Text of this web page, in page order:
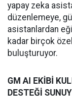
yapay zeka
düzenlemeye,
asistanlardan
kadar birçok
buluşturuyor.
GM AI EKİBİ
DESTEĞİ